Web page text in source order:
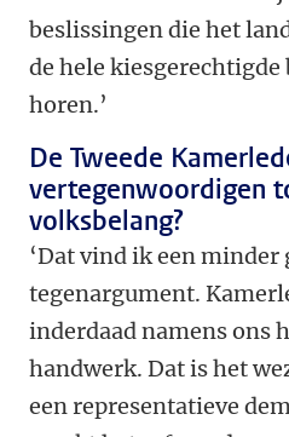
beslissingen die het
de hele
horen.’
De Tweede
vertegenwoordigen
volksbelang?
‘Dat vind ik een
tegenargument.
inderdaad namens ons
handwerk. Dat is het
een representatieve